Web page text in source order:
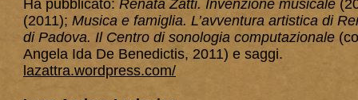
Ha pubblicato: Renata Zatti. Invenzione musicale
(2011); Musica e famiglia. L’avventura artistica di
di Padova. Il Centro di sonologia computazionale
Angela Ida De Benedictis, 2011) e saggi.
lazattra.wordpress.com/